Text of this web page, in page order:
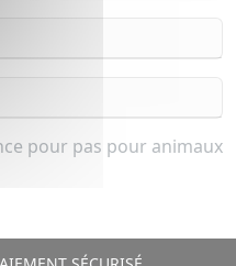
pour pas pour animaux